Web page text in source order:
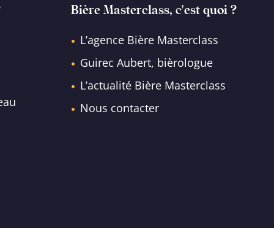
Bière Masterclass, c'est quoi ?
L’agence Bière Masterclass
Guirec Aubert, bièrologue
L’actualité Bière Masterclass
Nous contacter